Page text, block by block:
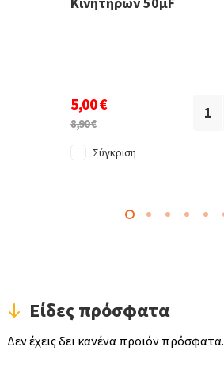
5,00 €
8,90 €
Σύγκριση
Είδες πρόσφατα
Δεν έχεις δει κανένα προιόν πρόσφατα.